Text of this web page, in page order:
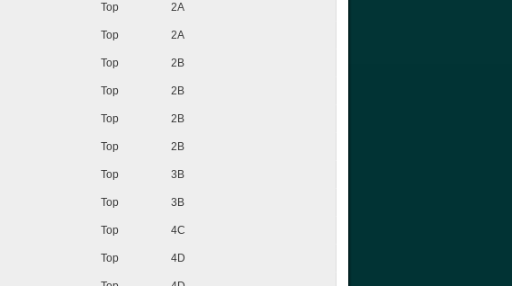
Top 2A
Top 2A
Top 2B
Top 2B
Top 2B
Top 2B
Top 3B
Top 3B
Top 4C
Top 4D